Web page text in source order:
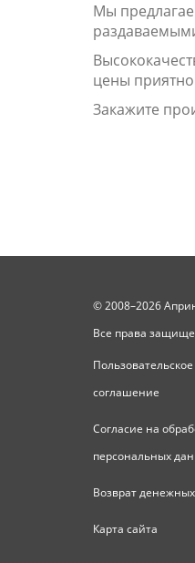
Мы
цены приятно
Закажите
© 2008–2026
Все права
Пользовательское
соглашение
Согласие на
персональных
Возврат
Карта сайта